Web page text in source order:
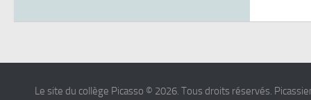
Le site du collège Picasso © 2026. Tous droits réservés.